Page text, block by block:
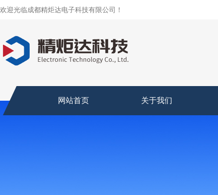
欢迎光临成都精炬达电子科技有限公司！
网站首页 关于我们